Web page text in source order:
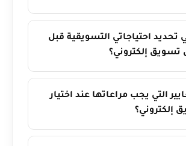
تحديد احتياجاتي التسويقية قبل
تسويق إلكتروني؟
التي يجب مراعاتها عند اختيار
إلكتروني؟